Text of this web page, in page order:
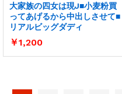
大家族の四女は現J■小麦粉買
ってあげるから中出しさせて■
リアルビッグダディ
￥1,200